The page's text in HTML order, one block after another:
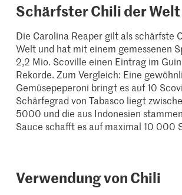
Schärfster Chili der Welt
Die Carolina Reaper gilt als schärfste
Welt und hat mit einem gemessenen
2,2 Mio. Scoville einen Eintrag im
Rekorde. Zum Vergleich: Eine
Gemüsepeperoni bringt es auf 10
Schärfegrad von Tabasco liegt
5000 und die aus Indonesien
Sauce schafft es auf maximal 10 000
Verwendung von Chili